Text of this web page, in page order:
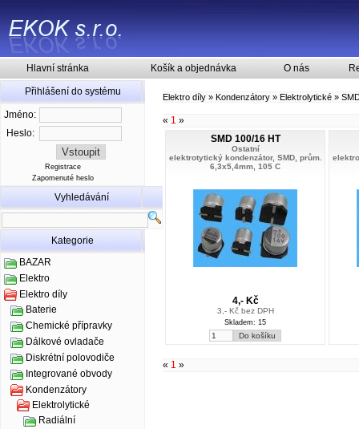
Hlavní stránka Košík a objednávka O nás
Přihlášení do systému
Jméno:
Heslo:
Registrace
Zapomenuté heslo
Vyhledávání
Kategorie
BAZAR
Elektro
Elektro díly
Baterie
Chemické přípravky
Dálkové ovladače
Diskrétní polovodiče
Integrované obvody
Kondenzátory
Elektrolytické
Radiální
Elektro díly » Kondenzátory » Elektrolytické »
« 1 »
SMD 100/16 HT
Ostatní
elektrotytický kondenzátor, SMD, prům.
6,3x5,4mm, 105 C
4,- Kč
3,- Kč bez DPH
Skladem: 15
« 1 »